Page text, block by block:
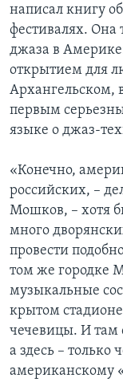
написал книгу
фестивалях. Она
джаза в
открытием для
Архангельском,
первым
языке о джаз-
«Конечно,
российских, –
Мошков, – хотя
много
провести
том же городке
музыкальные
крытом
чечевицы. И там
а здесь – только
американскому